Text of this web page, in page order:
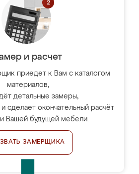
и расчет
приедет к Вам с каталогом
материалов,
детальные замеры,
сделает окончательный расчёт
Вашей будущей мебели.
ЗАМЕРЩИКА